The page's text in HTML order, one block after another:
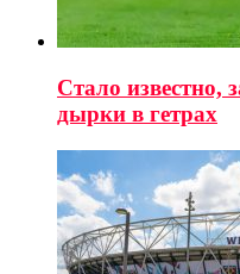
Стало известно,
дырки в гетрах